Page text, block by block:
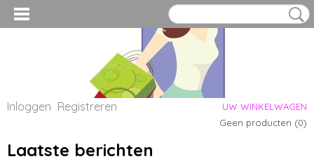
Inloggen Registreren
UW WINKELWAGEN
Geen producten (0)
Laatste berichten